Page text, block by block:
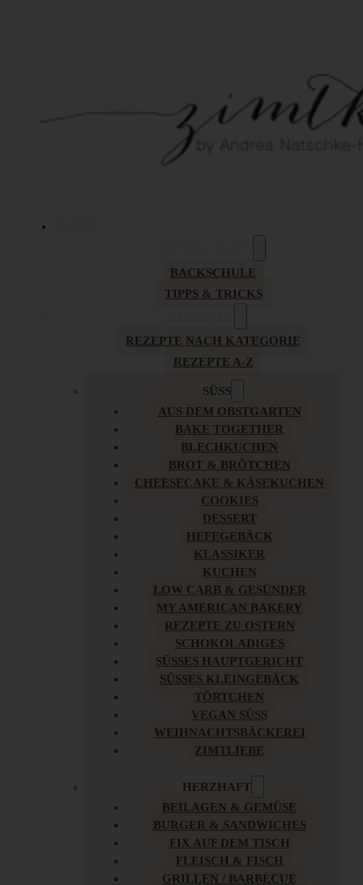
BACKSCHULE
TIPPS & TRICKS
REZEPTE NACH KATEGORIE
REZEPTE A-Z
SÜSS
AUS DEM OBSTGARTEN
BAKE TOGETHER
BLECHKUCHEN
BROT & BRÖTCHEN
CHEESECAKE & KÄSEKUCHEN
COOKIES
DESSERT
HEFEGEBÄCK
KLASSIKER
KUCHEN
LOW CARB & GESÜNDER
MY AMERICAN BAKERY
REZEPTE ZU OSTERN
SCHOKOLADIGES
SÜSSES HAUPTGERICHT
SÜSSES KLEINGEBÄCK
TÖRTCHEN
VEGAN SÜSS
WEIHNACHTSBÄCKEREI
ZIMTLIEBE
HERZHAFT
BEILAGEN & GEMÜSE
BURGER & SANDWICHES
FIX AUF DEM TISCH
FLEISCH & FISCH
GRILLEN / BARBECUE